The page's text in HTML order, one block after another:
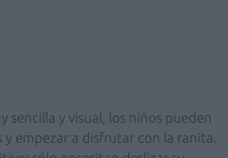
sencilla y visual, los niños pueden
y empezar a disfrutar con la ranita.